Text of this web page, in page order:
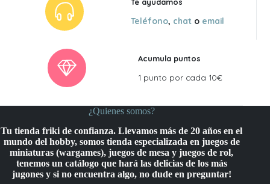
Teléfono, chat o email
Acumula puntos
1 punto por cada 10€
¿Quienes somos?
Tu tienda friki de confianza. Llevamos más de 20 años en el
mundo del hobby, somos tienda especializada en juegos de
miniaturas (wargames), juegos de mesa y juegos de rol,
tenemos un catálogo que hará las delicias de los más
jugones y si no encuentra algo, no dude en preguntar!